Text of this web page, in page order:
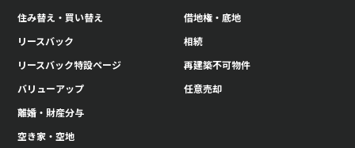
果、不動産の売買、仲介、賃貸、管理等の取引に関する契約
の履行、情報、サービスの提供が利用できなくなる場合があ
ります。
6. 変更
ます。尚最新の内容につきましては下記までお問い合わせくださ
い。
住み替え・買い替え
リースバック
リースバック特設ページ
バリューアップ
離婚・財産分与
空き家・空地
借地権・底地
相続
再建築不可物件
任意売却